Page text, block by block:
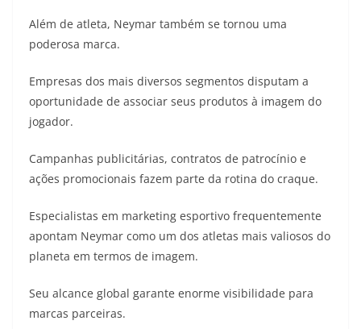
Além de atleta, Neymar também se tornou uma
poderosa marca.
Empresas dos mais diversos segmentos disputam a
oportunidade de associar seus produtos à imagem do
jogador.
Campanhas publicitárias, contratos de patrocínio e
ações promocionais fazem parte da rotina do craque.
Especialistas em marketing esportivo frequentemente
apontam Neymar como um dos atletas mais valiosos do
planeta em termos de imagem.
Seu alcance global garante enorme visibilidade para
marcas parceiras.